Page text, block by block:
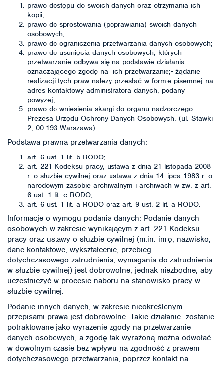
prawo dostępu do swoich danych oraz otrzymania ich
kopii;
prawo do sprostowania (poprawiania) swoich danych
osobowych;
prawo do ograniczenia przetwarzania danych osobowych;
prawo do usunięcia danych osobowych, których
przetwarzanie odbywa się na podstawie działania
oznaczającego zgodę na ich przetwarzanie;- żądanie
realizacji tych praw należy przesłać w formie pisemnej na
adres kontaktowy administratora danych, podany
powyżej;
prawo do wniesienia skargi do organu nadzorczego -
Prezesa Urzędu Ochrony Danych Osobowych. (ul. Stawki
2, 00-193 Warszawa).
Podstawa prawna przetwarzania danych:
art. 6 ust. 1 lit. b RODO;
art. 221 Kodeksu pracy, ustawa z dnia 21 listopada 2008
r. o służbie cywilnej oraz ustawa z dnia 14 lipca 1983 r. o
narodowym zasobie archiwalnym i archiwach w zw. z art.
6 ust. 1 lit. c RODO;
art. 6 ust. 1 lit. a RODO oraz art. 9 ust. 2 lit. a RODO.
Informacje o wymogu podania danych: Podanie danych
osobowych w zakresie wynikającym z art. 221 Kodeksu
pracy oraz ustawy o służbie cywilnej (m.in. imię, nazwisko,
dane kontaktowe, wykształcenie, przebieg
dotychczasowego zatrudnienia, wymagania do zatrudnienia
w służbie cywilnej) jest dobrowolne, jednak niezbędne, aby
uczestniczyć w procesie naboru na stanowisko pracy w
służbie cywilnej.
Podanie innych danych, w zakresie nieokreślonym
przepisami prawa jest dobrowolne. Takie działanie zostanie
potraktowane jako wyrażenie zgody na przetwarzanie
danych osobowych, a zgodę tak wyrażoną można odwołać
w dowolnym czasie bez wpływu na zgodność z prawem
dotychczasowego przetwarzania, poprzez kontakt na